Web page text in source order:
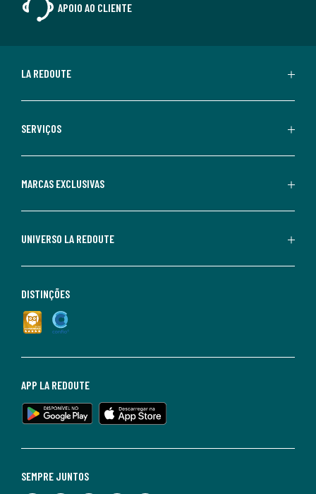
APOIO AO CLIENTE
LA REDOUTE
SERVIÇOS
MARCAS EXCLUSIVAS
UNIVERSO LA REDOUTE
SEMPRE JUNTOS
APP LA REDOUTE
DISTINÇÕES